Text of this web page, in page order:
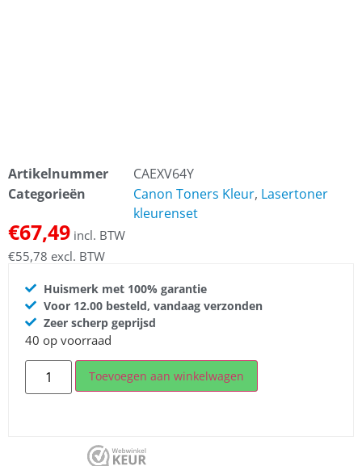
Artikelnummer
CAEXV64Y
Categorieën
Canon Toners Kleur, Lasertoner
kleurenset
€67,49 incl. BTW
€55,78 excl. BTW
Huismerk met 100% garantie
Voor 12.00 besteld, vandaag verzonden
Zeer scherp geprijsd
40 op voorraad
Toevoegen aan winkelwagen